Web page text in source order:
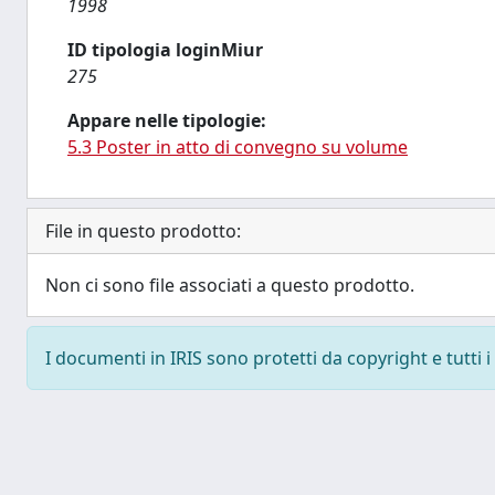
1998
ID tipologia loginMiur
275
Appare nelle tipologie:
5.3 Poster in atto di convegno su volume
File in questo prodotto:
Non ci sono file associati a questo prodotto.
I documenti in IRIS sono protetti da copyright e tutti